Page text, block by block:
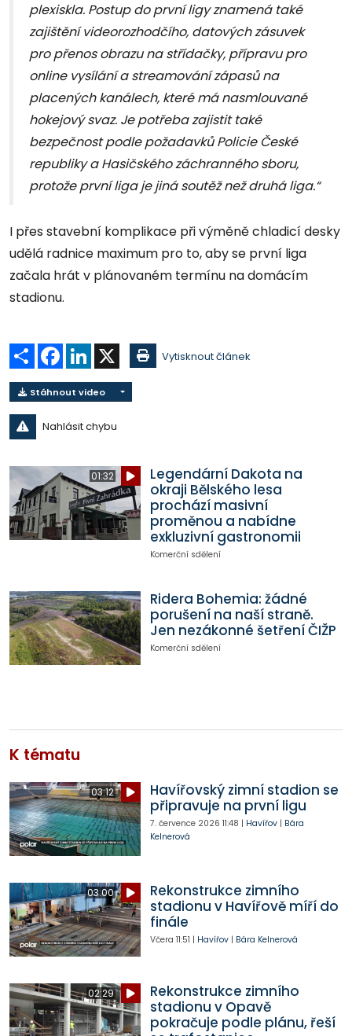
plexiskla. Postup do první ligy znamená také
zajištění videorozhodčího, datových zásuvek
pro přenos obrazu na střídačky, přípravu pro
online vysílání a streamování zápasů na
placených kanálech, které má nasmlouvané
hokejový svaz. Je potřeba zajistit také
bezpečnost podle požadavků Policie České
republiky a Hasičského záchranného sboru,
protože první liga je jiná soutěž než druhá liga.“
I přes stavební komplikace při výměně chladicí desky
udělá radnice maximum pro to, aby se první liga
začala hrát v plánovaném termínu na domácím
stadionu.
Sdílet Facebook
LinkedIn Vytisknout článek
Stáhnout video
Nahlásit chybu
01:32
Legendární Dakota na
okraji Bělského lesa
prochází masivní
proměnou a nabídne
exkluzivní gastronomii
Komerční sdělení
Ridera Bohemia: žádné
porušení na naší straně.
Jen nezákonné šetření ČIŽP
Komerční sdělení
K tématu
03:12
Havířovský zimní stadion se
připravuje na první ligu
7. července 2026 11:48 | Havířov| Bára
Kelnerová
03:00
Rekonstrukce zimního
stadionu v Havířově míří do
finále
Včera 11:51 | Havířov| Bára Kelnerová
02:29
Rekonstrukce zimního
stadionu v Opavě
pokračuje podle plánu, řeší